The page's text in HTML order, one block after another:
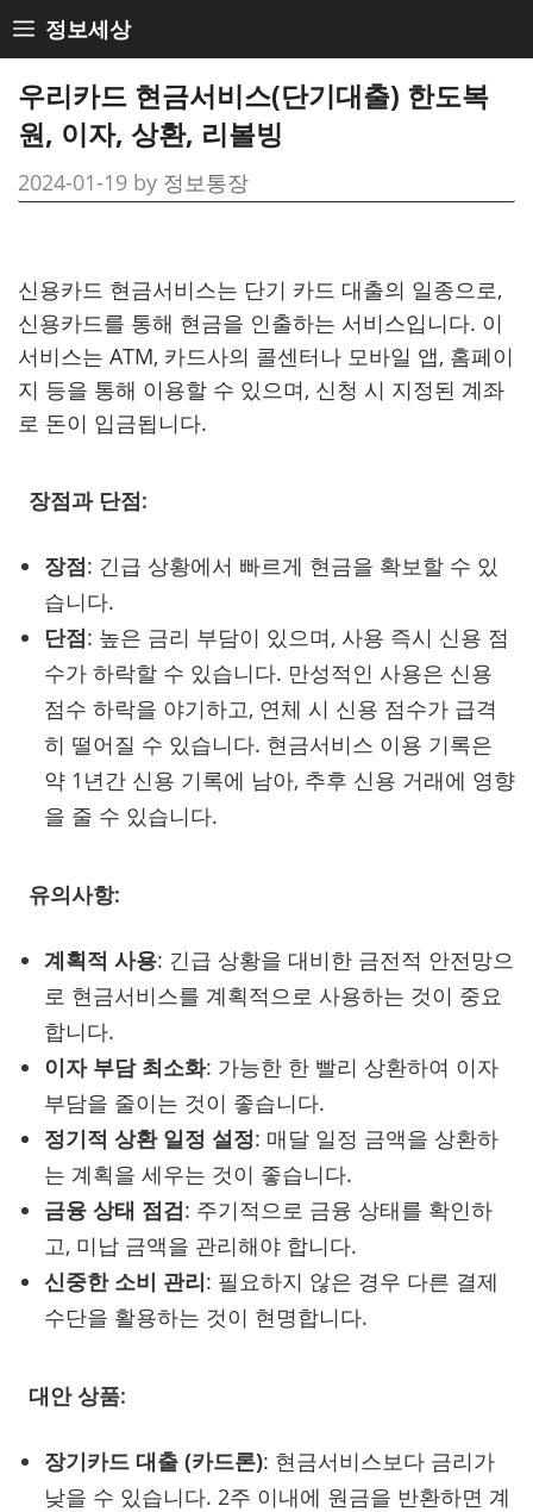
Skip
to
정보세상
우리카드 현금서비스(단기대출) 한도복
원, 이자, 상환, 리볼빙
2024-01-19 by 정보통장
신용카드 현금서비스는 단기 카드 대출의 일종으로,
신용카드를 통해 현금을 인출하는 서비스입니다. 이
서비스는 ATM, 카드사의 콜센터나 모바일 앱, 홈페이
지 등을 통해 이용할 수 있으며, 신청 시 지정된 계좌
로 돈이 입금됩니다.
장점과 단점:
장점: 긴급 상황에서 빠르게 현금을 확보할 수 있
습니다.
단점: 높은 금리 부담이 있으며, 사용 즉시 신용 점
수가 하락할 수 있습니다. 만성적인 사용은 신용
점수 하락을 야기하고, 연체 시 신용 점수가 급격
히 떨어질 수 있습니다. 현금서비스 이용 기록은
약 1년간 신용 기록에 남아, 추후 신용 거래에 영향
을 줄 수 있습니다.
유의사항:
계획적 사용: 긴급 상황을 대비한 금전적 안전망으
로 현금서비스를 계획적으로 사용하는 것이 중요
합니다.
이자 부담 최소화: 가능한 한 빨리 상환하여 이자
부담을 줄이는 것이 좋습니다.
정기적 상환 일정 설정: 매달 일정 금액을 상환하
는 계획을 세우는 것이 좋습니다.
금융 상태 점검: 주기적으로 금융 상태를 확인하
고, 미납 금액을 관리해야 합니다.
신중한 소비 관리: 필요하지 않은 경우 다른 결제
수단을 활용하는 것이 현명합니다.
대안 상품:
장기카드 대출 (카드론): 현금서비스보다 금리가
낮을 수 있습니다. 2주 이내에 원금을 반환하면 계